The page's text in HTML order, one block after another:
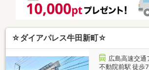
☆ダイアパレス牛田新町☆
広島高速交通
不動院前駅 徒歩